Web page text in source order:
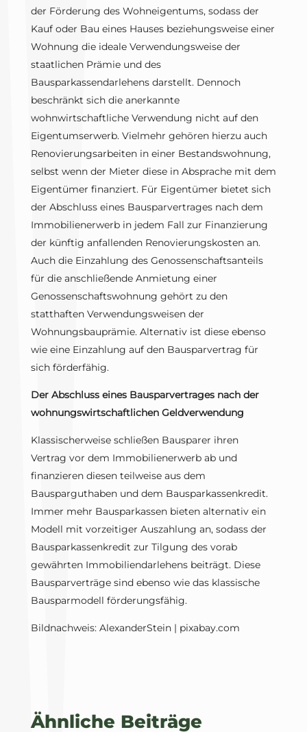
der Förderung des Wohneigentums, sodass der
Kauf oder Bau eines Hauses beziehungsweise einer
Wohnung die ideale Verwendungsweise der
staatlichen Prämie und des
Bausparkassendarlehens darstellt. Dennoch
beschränkt sich die anerkannte
wohnwirtschaftliche Verwendung nicht auf den
Eigentumserwerb. Vielmehr gehören hierzu auch
Renovierungsarbeiten in einer Bestandswohnung,
selbst wenn der Mieter diese in Absprache mit dem
Eigentümer finanziert. Für Eigentümer bietet sich
der Abschluss eines Bausparvertrages nach dem
Immobilienerwerb in jedem Fall zur Finanzierung
der künftig anfallenden Renovierungskosten an.
Auch die Einzahlung des Genossenschaftsanteils
für die anschließende Anmietung einer
Genossenschaftswohnung gehört zu den
statthaften Verwendungsweisen der
Wohnungsbauprämie. Alternativ ist diese ebenso
wie eine Einzahlung auf den Bausparvertrag für
sich förderfähig.
Der Abschluss eines Bausparvertrages nach der
wohnungswirtschaftlichen Geldverwendung
Klassischerweise schließen Bausparer ihren
Vertrag vor dem Immobilienerwerb ab und
finanzieren diesen teilweise aus dem
Bausparguthaben und dem Bausparkassenkredit.
Immer mehr Bausparkassen bieten alternativ ein
Modell mit vorzeitiger Auszahlung an, sodass der
Bausparkassenkredit zur Tilgung des vorab
gewährten Immobiliendarlehens beiträgt. Diese
Bausparverträge sind ebenso wie das klassische
Bausparmodell förderungsfähig.
Bildnachweis: AlexanderStein | pixabay.com
Ähnliche Beiträge